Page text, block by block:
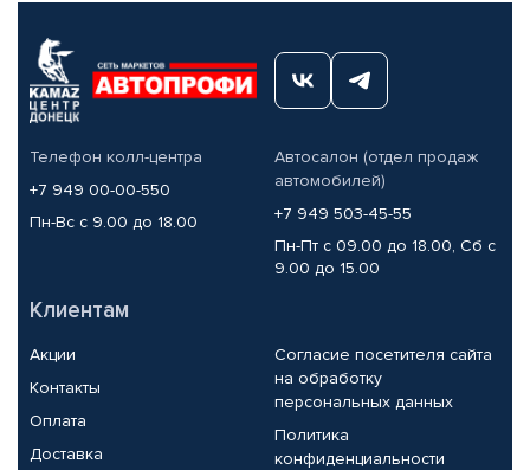
Телефон колл-центра
+7 949 00-00-550
Пн-Вс с 9.00 до 18.00
Автосалон (отдел продаж
автомобилей)
+7 949 503-45-55
Пн-Пт с 09.00 до 18.00, Сб с
9.00 до 15.00
Клиентам
Акции
Контакты
Оплата
Доставка
Согласие посетителя сайта
на обработку
персональных данных
Политика
конфиденциальности